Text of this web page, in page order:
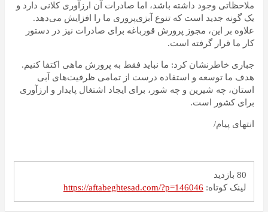
ملاحظاتی وجود داشته باشد، اما صادرات آن ارزآوری کلانی دارد و
یک گونه جدید است که تنوع آبزی‌پروری ما را افزایش می‌دهد.
علاوه بر این، مجوز پرورش قورباغه برای صادرات نیز در دستور
کار ما قرار گرفته است.
جباری خاطرنشان کرد: ما نباید فقط به پرورش ماهی اکتفا کنیم.
هدف ما توسعه و استفاده درست از تمامی ظرفیت‌های آبی
استان، چه شیرین و چه شور، برای ایجاد اشتغال پایدار و ارزآوری
برای کشور است.
انتهای پیام/
80 بازدید
لینک کوتاه: https://aftabeghtesad.com/?p=146046